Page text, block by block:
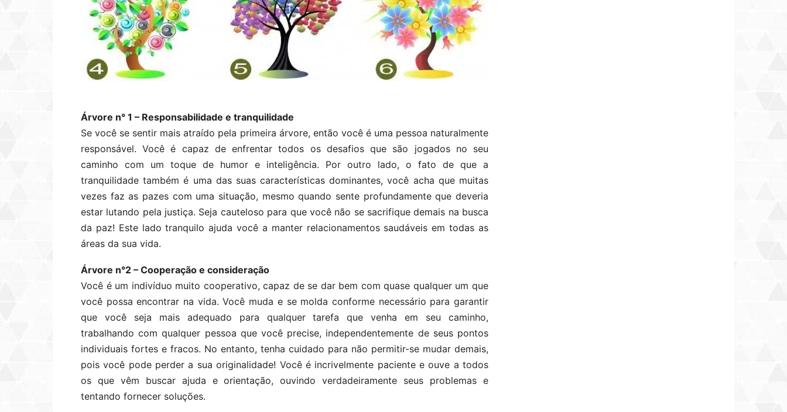
Árvore n° 1 – Responsabilidade e tranquilidade
Se você se sentir mais atraído pela primeira árvore, então você é uma pessoa naturalmente
responsável. Você é capaz de enfrentar todos os desafios que são jogados no seu
caminho com um toque de humor e inteligência. Por outro lado, o fato de que a
tranquilidade também é uma das suas características dominantes, você acha que muitas
vezes faz as pazes com uma situação, mesmo quando sente profundamente que deveria
estar lutando pela justiça. Seja cauteloso para que você não se sacrifique demais na busca
da paz! Este lado tranquilo ajuda você a manter relacionamentos saudáveis ​​em todas as
áreas da sua vida.
Árvore n°2 – Cooperação e consideração
Você é um indivíduo muito cooperativo, capaz de se dar bem com quase qualquer um que
você possa encontrar na vida. Você muda e se molda conforme necessário para garantir
que você seja mais adequado para qualquer tarefa que venha em seu caminho,
trabalhando com qualquer pessoa que você precise, independentemente de seus pontos
individuais fortes e fracos. No entanto, tenha cuidado para não permitir-se mudar demais,
pois você pode perder a sua originalidade! Você é incrivelmente paciente e ouve a todos
os que vêm buscar ajuda e orientação, ouvindo verdadeiramente seus problemas e
tentando fornecer soluções.